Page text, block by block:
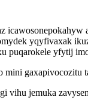
yqyfivaxak
puqarokele yfytij
mini gaxapivocozitu
jemuka